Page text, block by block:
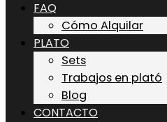
FAQ
Cómo Alquilar
PLATO
Sets
Trabajos en plató
Blog
CONTACTO